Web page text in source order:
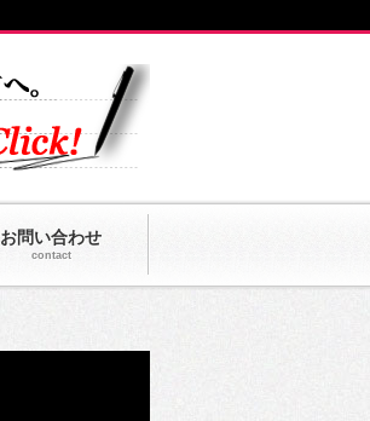
お問い合わせ
contact